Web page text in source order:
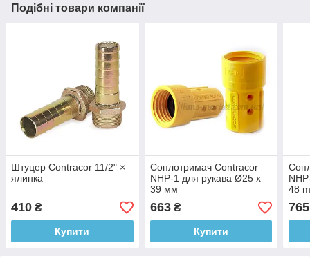
Подібні товари компанії
Штуцер Contracor 11/2" ×
ялинка
410 ₴
Купити
Соплотримач Contracor
NHP-1 для рукава Ø25 x
39 мм
663₴
Купити
48
765